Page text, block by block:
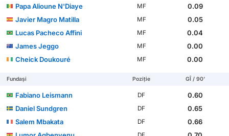
Papa Alioune N'Diaye
MF
0.09
Javier Magro Matilla
MF
0.05
Lucas Pacheco Affini
MF
0.04
James Jeggo
MF
0.00
Cheick Doukouré
MF 0.00
Fundași Poziție GÎ / 90'
Fabiano Leismann DF
0.60
Daniel Sundgren
DF
0.65
Salem Mbakata
DF
0.66